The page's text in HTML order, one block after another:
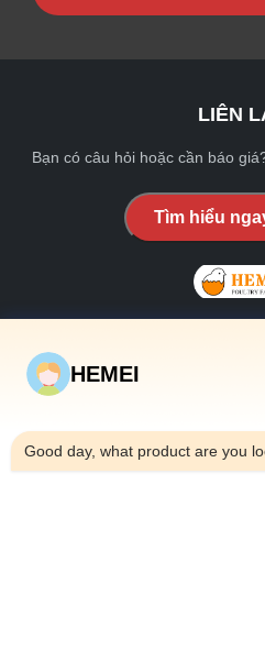
LIÊN
Bạn có câu hỏi hoặc cần báo
Tìm hiểu
Nhà
Về
HEMEI
Good day, what product are you